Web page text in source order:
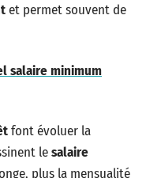
et permet souvent de
salaire minimum
font évoluer la
lesalaire
plus la mensualité